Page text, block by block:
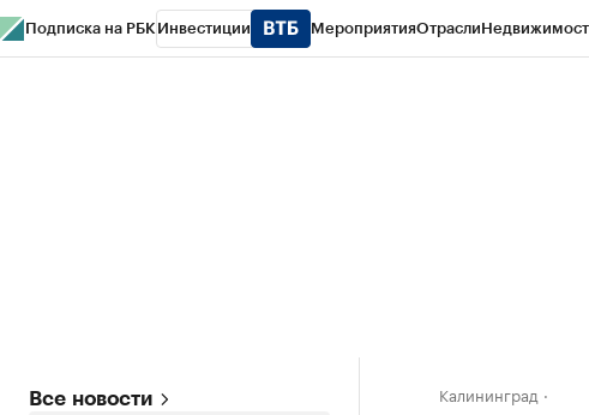
Подписка на РБК Инвестиции МероприятияОтрасли
Все новости Калининград